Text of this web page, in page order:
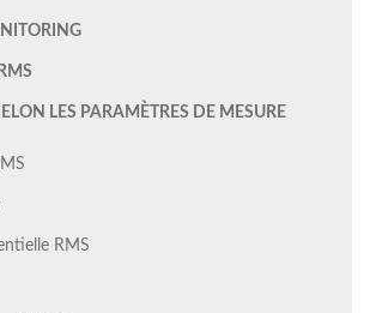
LES PARAMÈTRES DE MESURE
RMS